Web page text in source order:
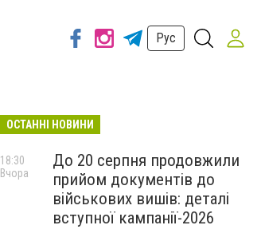
Рус
ОСТАННІ НОВИНИ
До 20 серпня продовжили
прийом документів до
військових вишів: деталі
вступної кампанії-2026
18:30
Вчора